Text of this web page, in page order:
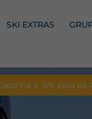
SKI EXTRAS
e -5% para os